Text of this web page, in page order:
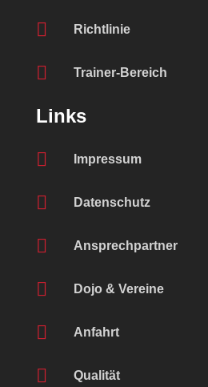
 Richtlinie
 Trainer-Bereich
Links
 Impressum
 Datenschutz
 Ansprechpartner
 Dojo & Vereine
 Anfahrt
 Qualität